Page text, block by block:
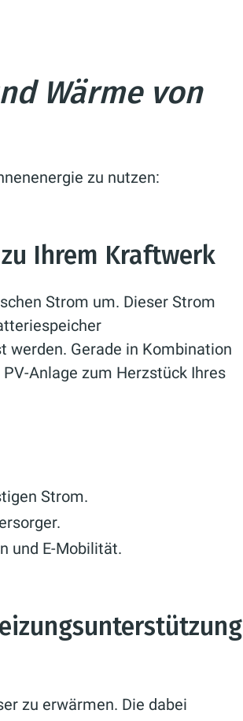
Wärme von
zu nutzen:
Ihrem Kraftwerk
Strom um. Dieser Strom
werden. Gerade in Kombination
Anlage zum Herzstück Ihres
Strom.
und E-Mobilität.
zu erwärmen. Die dabei